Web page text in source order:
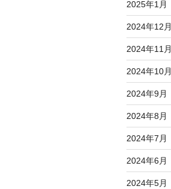
2025年1月
2024年12月
2024年11月
2024年10月
2024年9月
2024年8月
2024年7月
2024年6月
2024年5月